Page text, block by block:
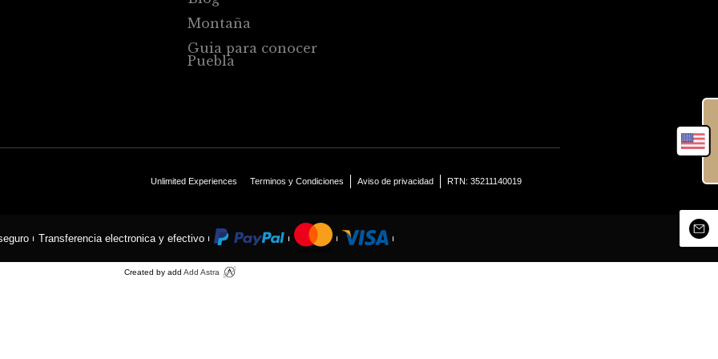
Montaña
Guia para conocer
Puebla
Unlimited Experiences Terminos y Condiciones Aviso de privacidad RTN: 35211140019
Transferencia electronica y efectivo
Created by add Add Astra